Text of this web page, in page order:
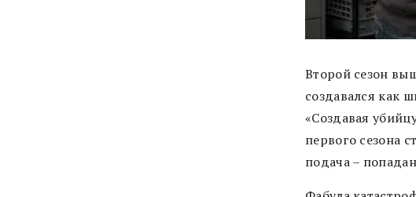
Второй сезон
создавался как
«Создавая
первого сезона
подача –